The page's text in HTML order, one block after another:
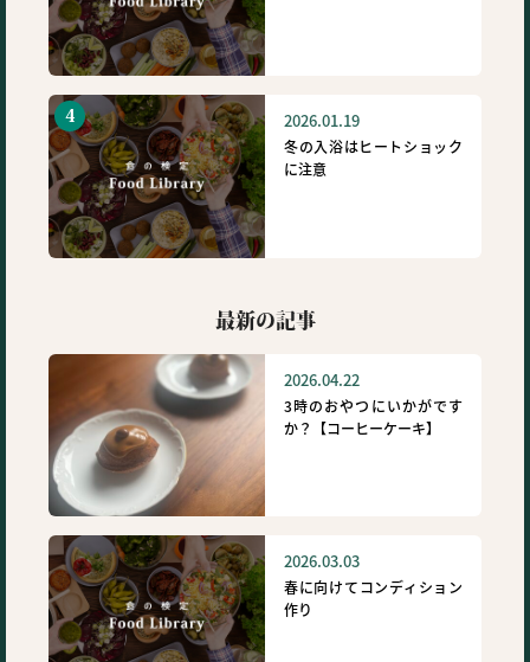
2026.01.19
冬の入浴はヒートショック
に注意
最新の記事
2026.04.22
3時のおやつにいかがです
か？【コーヒーケーキ】
2026.03.03
春に向けてコンディション
作り